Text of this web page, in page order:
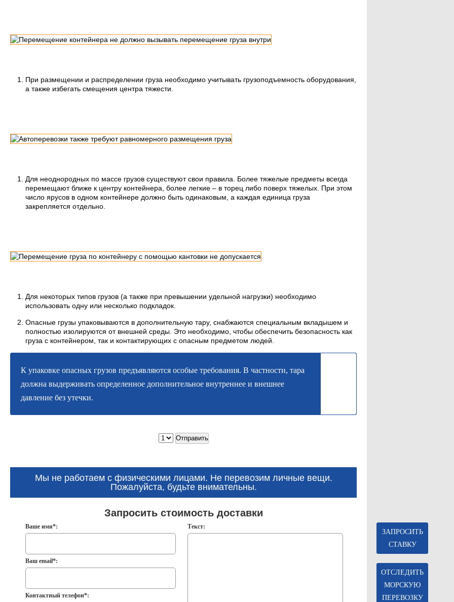
При размещении и распределении груза необходимо учитывать грузоподъемность оборудования,
а также избегать смещения центра тяжести.
Для неоднородных по массе грузов существуют свои правила. Более тяжелые предметы всегда
перемещают ближе к центру контейнера, более легкие – в торец либо поверх тяжелых. При этом
число ярусов в одном контейнере должно быть одинаковым, а каждая единица груза
закрепляется отдельно.
Для некоторых типов грузов (а также при превышении удельной нагрузки) необходимо
использовать одну или несколько подкладок.
Опасные грузы упаковываются в дополнительную тару, снабжаются специальным вкладышем и
полностью изолируются от внешней среды. Это необходимо, чтобы обеспечить безопасность как
груза с контейнером, так и контактирующих с опасным предметом людей.
К упаковке опасных грузов предъявляются особые требования. В частности, тара
должна выдерживать определенное дополнительное внутреннее и внешнее
давление без утечки.
Мы не работаем с физическими лицами. Не перевозим личные вещи.
Пожалуйста, будьте внимательны.
Запросить стоимость доставки
Ваше имя*:
Ваш email*:
Контактный телефон*:
Текст:
ЗАПРОСИТЬ
СТАВКУ
ОТСЛЕДИТЬ
МОРСКУЮ
ПЕРЕВОЗКУ